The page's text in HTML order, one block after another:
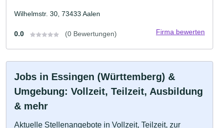
Wilhelmstr. 30, 73433 Aalen
0.0 (0 Bewertungen) Firma bewerten
Jobs in Essingen (Württemberg) &
Umgebung: Vollzeit, Teilzeit, Ausbildung
& mehr
Aktuelle Stellenangebote in Vollzeit, Teilzeit, zur